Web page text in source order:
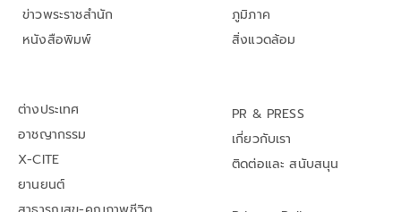
ข่าวพระราชสำนัก
หนังสือพิมพ์
ภูมิภาค
สิ่งแวดล้อม
ต่างประเทศ
อาชญากรรม
X-CITE
ยานยนต์
PR & PRESS
เกี่ยวกับเรา
ติดต่อและ สนับสนุน